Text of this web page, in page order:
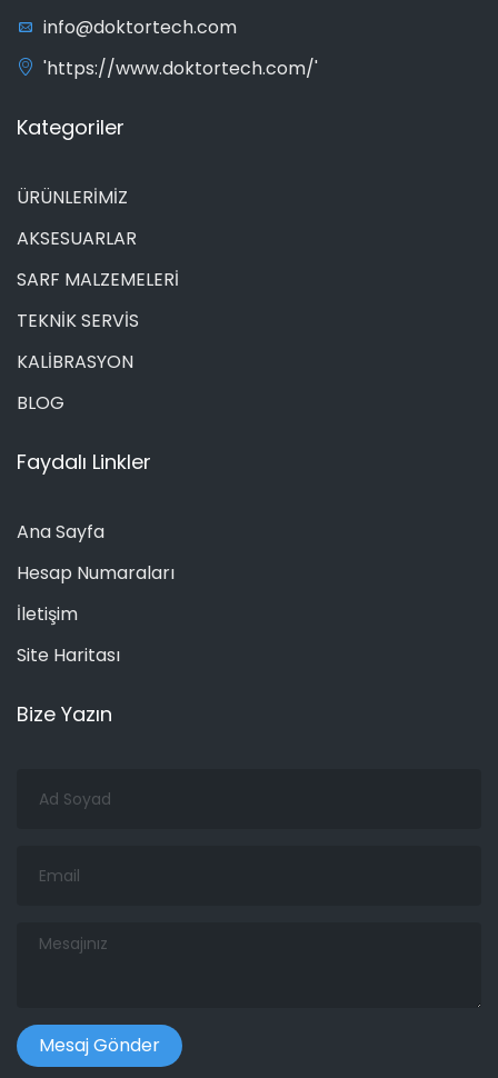
info@doktortech.com
'https://www.doktortech.com/'
Kategoriler
ÜRÜNLERİMİZ
AKSESUARLAR
SARF MALZEMELERİ
TEKNİK SERVİS
KALİBRASYON
BLOG
Faydalı Linkler
Ana Sayfa
Hesap Numaraları
İletişim
Site Haritası
Bize Yazın
Soyad
Mesajınız